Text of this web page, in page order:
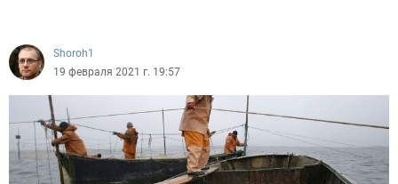
Shoroh1
19 февраля 2021 г. 19:57